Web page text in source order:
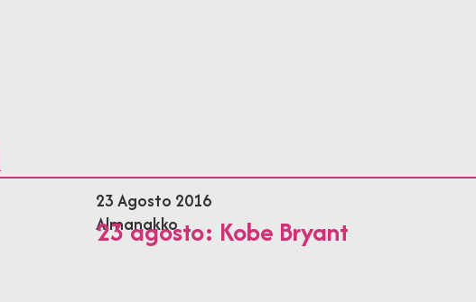
23 Agosto 2016
Almanakko
23 agosto: Kobe Bryant